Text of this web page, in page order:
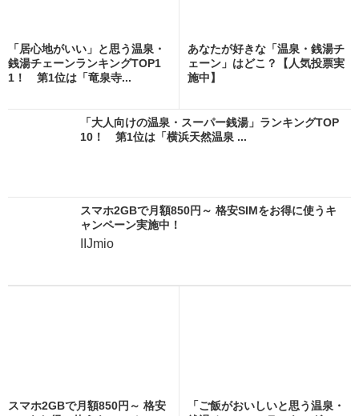
「居心地がいい」と思う温泉・
銭湯チェーンランキングTOP1
1！ 第1位は「竜泉寺...
あなたが好きな「温泉・銭湯チ
ェーン」はどこ？【人気投票実
施中】
「大人向けの温泉・スーパー銭湯」ランキングTOP
10！ 第1位は「横浜天然温泉 ...
スマホ2GBで月額850円～ 格安SIMをお得に使うキ
ャンペーン実施中！
IIJmio
スマホ2GBで月額850円～ 格安
「ご飯がおいしいと思う温泉・